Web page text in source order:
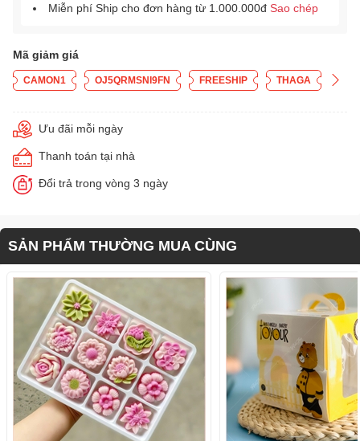
Miễn phí Ship cho đơn hàng từ 1.000.000đ Sao chép
Mã giảm giá
CAMON1 OJ5QRMSNI9FN FREESHIP THAGA
Ưu đãi mỗi ngày
Thanh toán tại nhà
Đổi trả trong vòng 3 ngày
SẢN PHẨM THƯỜNG MUA CÙNG